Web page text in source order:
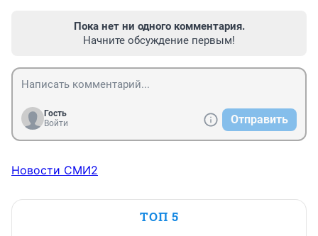
Пока нет ни одного комментария.
Начните обсуждение первым!
Гость
Войти
Отправить
Новости СМИ2
ТОП 5